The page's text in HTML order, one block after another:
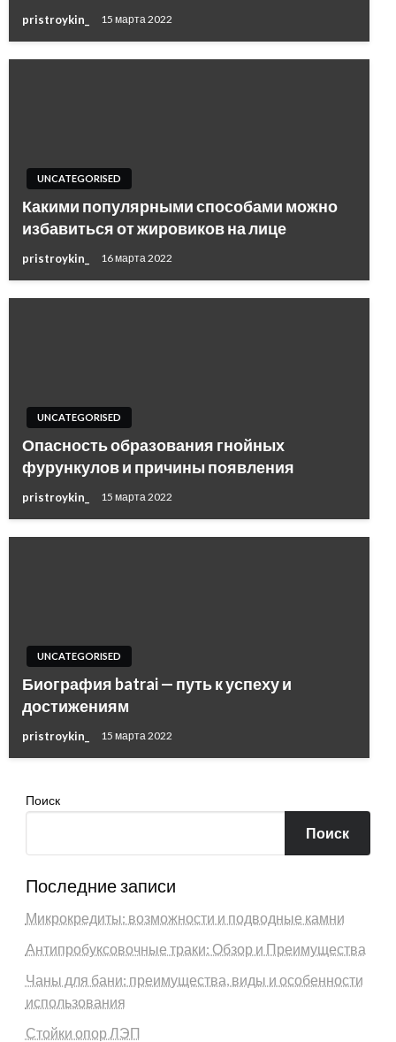
pristroykin_ 15 марта 2022
UNCATEGORISED
Какими популярными способами можно
избавиться от жировиков на лице
pristroykin_ 16 марта 2022
UNCATEGORISED
Опасность образования гнойных
фурункулов и причины появления
pristroykin_ 15 марта 2022
UNCATEGORISED
Биография batrai — путь к успеху и
достижениям
pristroykin_ 15 марта 2022
Поиск
Поиск
Последние записи
Микрокредиты: возможности и подводные камни
Антипробуксовочные траки: Обзор и Преимущества
Чаны для бани: преимущества, виды и особенности
использования
Стойки опор ЛЭП